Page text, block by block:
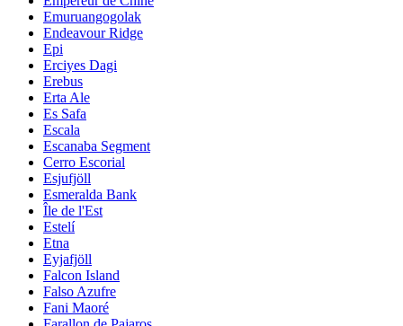
Emuruangogolak
Endeavour Ridge
Epi
Erciyes Dagi
Erebus
Erta Ale
Es Safa
Escala
Escanaba Segment
Cerro Escorial
Esjufjöll
Esmeralda Bank
Île de l'Est
Estelí
Etna
Eyjafjöll
Falcon Island
Falso Azufre
Fani Maoré